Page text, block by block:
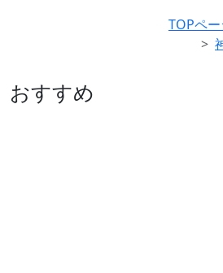
TOPペ
おすすめ